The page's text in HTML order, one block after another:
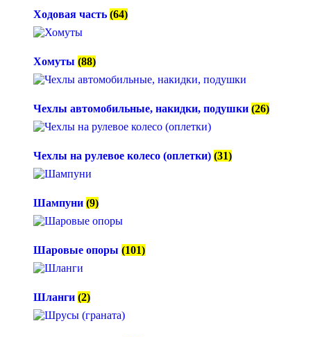
Ходовая часть (64)
Хомуты (88)
Чехлы автомобильные, накидки, подушки (26)
Чехлы на рулевое колесо (оплетки) (31)
Шампуни (9)
Шаровые опоры (101)
Шланги (2)